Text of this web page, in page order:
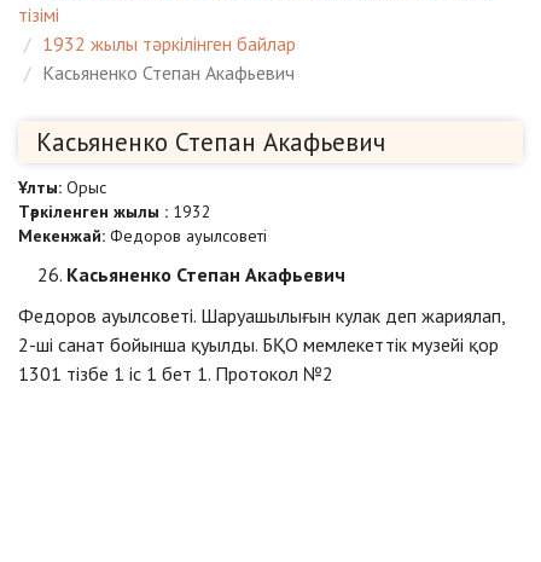
тізімі
1932 жылы тәркілінген байлар
Касьяненко Степан Акафьевич
Касьяненко Степан Акафьевич
Ұлты: Орыс
Тәркіленген жылы : 1932
Мекенжай: Федоров ауылсоветі
Касьяненко Степан Акафьевич
Федоров ауылсоветі. Шаруашылығын кулак деп жариялап,
2-ші санат бойынша қуылды. БҚО мемлекеттік музейі қор
1301 тізбе 1 іс 1 бет 1. Протокол №2